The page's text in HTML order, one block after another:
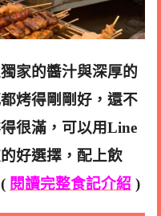
家的醬汁與深厚的
烤得剛剛好，還不
很滿，可以用Line
好選擇，配上飲
閱讀完整食記介紹 )